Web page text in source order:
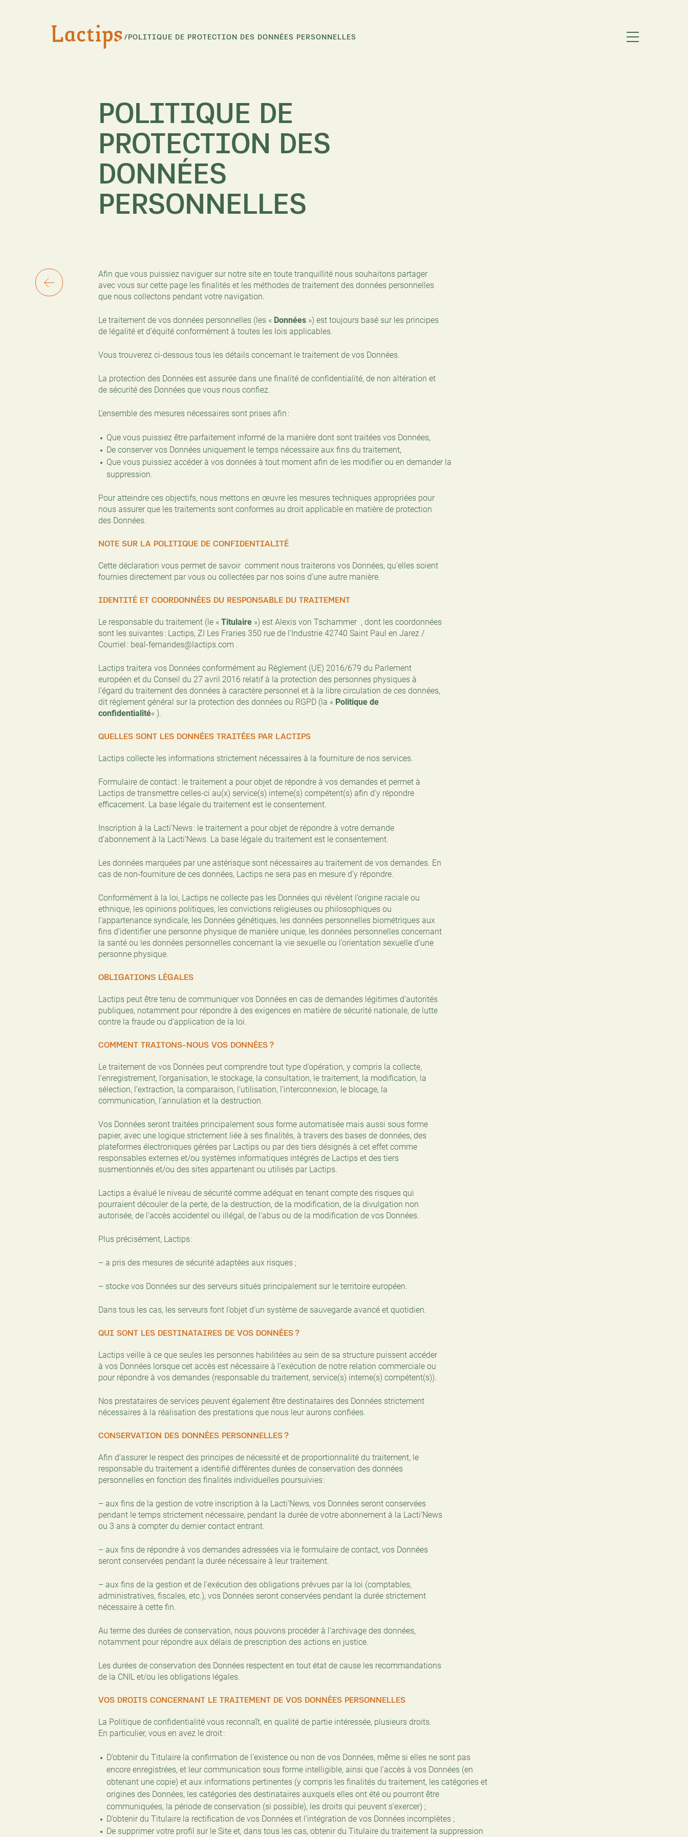
/POLITIQUE DE PROTECTION DES DONNÉES PERSONNELLES
POLITIQUE DE
PROTECTION DES
DONNÉES
PERSONNELLES
Afin que vous puissiez naviguer sur notre site en toute tranquillité nous souhaitons partager
avec vous sur cette page les finalités et les méthodes de traitement des données personnelles
que nous collectons pendant votre navigation.
Le traitement de vos données personnelles (les « Données ») est toujours basé sur les principes
de légalité et d’équité conformément à toutes les lois applicables.
Vous trouverez ci-dessous tous les détails concernant le traitement de vos Données.
La protection des Données est assurée dans une finalité de confidentialité, de non altération et
de sécurité des Données que vous nous confiez.
L’ensemble des mesures nécessaires sont prises afin :
Que vous puissiez être parfaitement informé de la manière dont sont traitées vos Données,
De conserver vos Données uniquement le temps nécessaire aux fins du traitement,
Que vous puissiez accéder à vos données à tout moment afin de les modifier ou en demander la
suppression.
Pour atteindre ces objectifs, nous mettons en œuvre les mesures techniques appropriées pour
nous assurer que les traitements sont conformes au droit applicable en matière de protection
des Données.
NOTE SUR LA POLITIQUE DE CONFIDENTIALITÉ
Cette déclaration vous permet de savoir comment nous traiterons vos Données, qu’elles soient
fournies directement par vous ou collectées par nos soins d’une autre manière.
IDENTITÉ ET COORDONNÉES DU RESPONSABLE DU TRAITEMENT
Le responsable du traitement (le « Titulaire ») est Alexis von Tschammer , dont les coordonnées
sont les suivantes : Lactips, ZI Les Fraries 350 rue de l’Industrie 42740 Saint Paul en Jarez /
Courriel : beal-fernandes@lactips.com .
Lactips traitera vos Données conformément au Règlement (UE) 2016/679 du Parlement
européen et du Conseil du 27 avril 2016 relatif à la protection des personnes physiques à
l’égard du traitement des données à caractère personnel et à la libre circulation de ces données,
dit règlement général sur la protection des données ou RGPD (la « Politique de
confidentialité« ).
QUELLES SONT LES DONNÉES TRAITÉES PAR LACTIPS
Lactips collecte les informations strictement nécessaires à la fourniture de nos services.
Formulaire de contact : le traitement a pour objet de répondre à vos demandes et permet à
Lactips de transmettre celles-ci au(x) service(s) interne(s) compétent(s) afin d’y répondre
efficacement. La base légale du traitement est le consentement.
Inscription à la Lacti’News : le traitement a pour objet de répondre à votre demande
d’abonnement à la Lacti’News. La base légale du traitement est le consentement.
Les données marquées par une astérisque sont nécessaires au traitement de vos demandes. En
cas de non-fourniture de ces données, Lactips ne sera pas en mesure d’y répondre.
Conformément à la loi, Lactips ne collecte pas les Données qui révèlent l’origine raciale ou
ethnique, les opinions politiques, les convictions religieuses ou philosophiques ou
l’appartenance syndicale, les Données génétiques, les données personnelles biométriques aux
fins d’identifier une personne physique de manière unique, les données personnelles concernant
la santé ou les données personnelles concernant la vie sexuelle ou l’orientation sexuelle d’une
personne physique.
OBLIGATIONS LÉGALES
Lactips peut être tenu de communiquer vos Données en cas de demandes légitimes d’autorités
publiques, notamment pour répondre à des exigences en matière de sécurité nationale, de lutte
contre la fraude ou d’application de la loi.
COMMENT TRAITONS-NOUS VOS DONNÉES ?
Le traitement de vos Données peut comprendre tout type d’opération, y compris la collecte,
l’enregistrement, l’organisation, le stockage, la consultation, le traitement, la modification, la
sélection, l’extraction, la comparaison, l’utilisation, l’interconnexion, le blocage, la
communication, l’annulation et la destruction.
Vos Données seront traitées principalement sous forme automatisée mais aussi sous forme
papier, avec une logique strictement liée à ses finalités, à travers des bases de données, des
plateformes électroniques gérées par Lactips ou par des tiers désignés à cet effet comme
responsables externes et/ou systèmes informatiques intégrés de Lactips et des tiers
susmentionnés et/ou des sites appartenant ou utilisés par Lactips.
Lactips a évalué le niveau de sécurité comme adéquat en tenant compte des risques qui
pourraient découler de la perte, de la destruction, de la modification, de la divulgation non
autorisée, de l’accès accidentel ou illégal, de l’abus ou de la modification de vos Données.
Plus précisément, Lactips :
– a pris des mesures de sécurité adaptées aux risques ;
– stocke vos Données sur des serveurs situés principalement sur le territoire européen.
Dans tous les cas, les serveurs font l’objet d’un système de sauvegarde avancé et quotidien.
QUI SONT LES DESTINATAIRES DE VOS DONNÉES ?
Lactips veille à ce que seules les personnes habilitées au sein de sa structure puissent accéder
à vos Données lorsque cet accès est nécessaire à l’exécution de notre relation commerciale ou
pour répondre à vos demandes (responsable du traitement, service(s) interne(s) compétent(s)).
Nos prestataires de services peuvent également être destinataires des Données strictement
nécessaires à la réalisation des prestations que nous leur aurons confiées.
CONSERVATION DES DONNÉES PERSONNELLES ?
Afin d’assurer le respect des principes de nécessité et de proportionnalité du traitement, le
responsable du traitement a identifié différentes durées de conservation des données
personnelles en fonction des finalités individuelles poursuivies :
– aux fins de la gestion de votre inscription à la Lacti’News, vos Données seront conservées
pendant le temps strictement nécessaire, pendant la durée de votre abonnement à la Lacti’News
ou 3 ans à compter du dernier contact entrant.
– aux fins de répondre à vos demandes adressées via le formulaire de contact, vos Données
seront conservées pendant la durée nécessaire à leur traitement.
– aux fins de la gestion et de l’exécution des obligations prévues par la loi (comptables,
administratives, fiscales, etc.), vos Données seront conservées pendant la durée strictement
nécessaire à cette fin.
Au terme des durées de conservation, nous pouvons procéder à l’archivage des données,
notamment pour répondre aux délais de prescription des actions en justice.
Les durées de conservation des Données respectent en tout état de cause les recommandations
de la CNIL et/ou les obligations légales.
VOS DROITS CONCERNANT LE TRAITEMENT DE VOS DONNÉES PERSONNELLES
La Politique de confidentialité vous reconnaît, en qualité de partie intéressée, plusieurs droits.
En particulier, vous en avez le droit :
D’obtenir du Titulaire la confirmation de l’existence ou non de vos Données, même si elles ne sont pas
encore enregistrées, et leur communication sous forme intelligible, ainsi que l’accès à vos Données (en
obtenant une copie) et aux informations pertinentes (y compris les finalités du traitement, les catégories et
origines des Données, les catégories des destinataires auxquels elles ont été ou pourront être
communiquées, la période de conservation (si possible), les droits qui peuvent s’exercer) ;
D’obtenir du Titulaire la rectification de vos Données et l’intégration de vos Données incomplètes ;
De supprimer votre profil sur le Site et, dans tous les cas, obtenir du Titulaire du traitement la suppression